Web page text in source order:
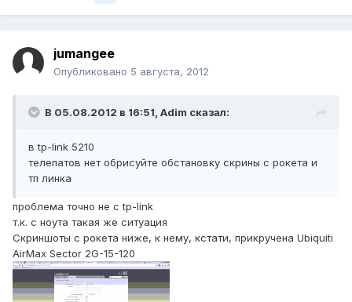
jumangee
Опубликовано 5 августа, 2012
В 05.08.2012 в 16:51, Adim сказал:
в tp-link 5210
телепатов нет обрисуйте обстановку скрины с рокета и
тп линка
проблема точно не с tp-link
т.к. с ноута такая же ситуация
Скриншоты с рокета ниже, к нему, кстати, прикручена Ubiquiti
AirMax Sector 2G-15-120